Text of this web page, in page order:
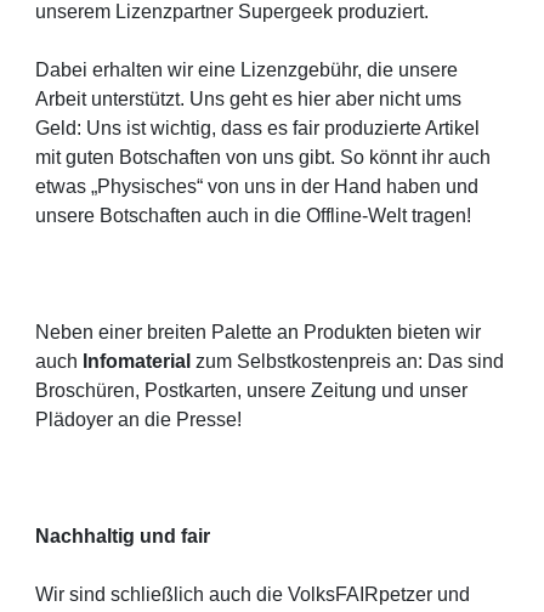
unserem Lizenzpartner Supergeek produziert.
Dabei erhalten wir eine Lizenzgebühr, die unsere
Arbeit unterstützt. Uns geht es hier aber nicht ums
Geld: Uns ist wichtig, dass es fair produzierte Artikel
mit guten Botschaften von uns gibt. So könnt ihr auch
etwas „Physisches“ von uns in der Hand haben und
unsere Botschaften auch in die Offline-Welt tragen!
Neben einer breiten Palette an Produkten bieten wir
auch Infomaterial zum Selbstkostenpreis an: Das sind
Broschüren, Postkarten, unsere Zeitung und unser
Plädoyer an die Presse!
Nachhaltig und fair
Wir sind schließlich auch die VolksFAIRpetzer und